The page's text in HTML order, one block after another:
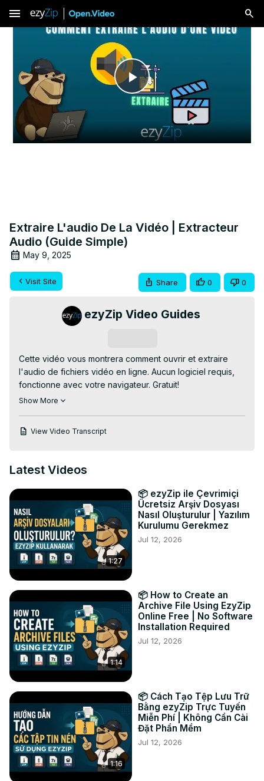
menu
Play
Video
Extraire L'audio De La Vidéo | Extracteur
Audio (Guide Simple)
May 9, 2025
Visit Site Share 0 0
ezyZip Video Guides
Cette vidéo vous montrera comment ouvrir et extraire
l'audio de fichiers vidéo en ligne. Aucun logiciel requis,
fonctionne avec votre navigateur. Gratuit!
Aller à: https://www.ezyzip.com/extraire-son-fichier-
options :
Faites glisser et déposez le fichier vidéo directement sur
ezyZip.
2. Cliquez sur "Extraire l'audio". Cela lancera le processus
de conversion qui prendra un certain temps.
3. Cliquez sur « Enregistrer l'audio » pour enregistrer le
fichier audio extrait dans le dossier de destination
sélectionné.
#extraire #décompresser #audio
TWITTER : https://twitter.com/ezyZip
FACEBOOK : https://www.facebook.com/ezyzip/
LINKEDIN : https://www.linkedin.com/showcase/ezyzip/
PINTEREST :
https://www.pinterest.com.au/ezyzip
Show More
View Video Transcript
Latest Videos
1:27
📦 ezyZip ile Çevrimiçi
Ücretsiz Arşiv Dosyası
Nasıl Oluşturulur | Yazılım
Kurulumu Gerekmez
Jul 12, 2026
1:14
📦 How to Create an
Archive File Using EzyZip
Online Free | No Software
Installation Required
Jul 12, 2026
1:16
📦 Cách Tạo Tệp Lưu Trữ
Bằng ezyZip Trực Tuyến
Miễn Phí | Không Cần Cài
Đặt Phần Mềm
Jul 12, 2026